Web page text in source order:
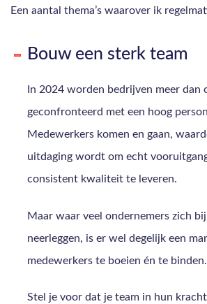
Een aantal thema’s waarover ik
Bouw een sterk team
In 2024 worden bedrijven meer dan
geconfronteerd met een hoog
Medewerkers komen en gaan,
uitdaging wordt om echt
consistent kwaliteit te leveren.
Maar waar veel ondernemers zich
neerleggen, is er wel degelijk een
medewerkers te boeien én te
Stel je voor dat je team in hun